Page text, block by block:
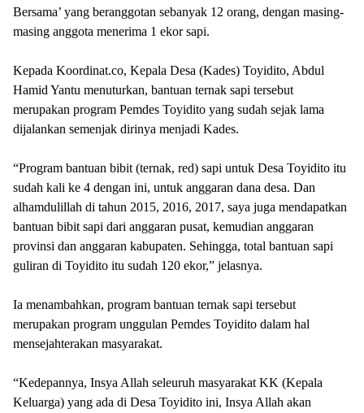
Bersama’ yang beranggotan sebanyak 12 orang, dengan masing-
masing anggota menerima 1 ekor sapi.
Kepada Koordinat.co, Kepala Desa (Kades) Toyidito, Abdul
Hamid Yantu menuturkan, bantuan ternak sapi tersebut
merupakan program Pemdes Toyidito yang sudah sejak lama
dijalankan semenjak dirinya menjadi Kades.
“Program bantuan bibit (ternak, red) sapi untuk Desa Toyidito itu
sudah kali ke 4 dengan ini, untuk anggaran dana desa. Dan
alhamdulillah di tahun 2015, 2016, 2017, saya juga mendapatkan
bantuan bibit sapi dari anggaran pusat, kemudian anggaran
provinsi dan anggaran kabupaten. Sehingga, total bantuan sapi
guliran di Toyidito itu sudah 120 ekor,” jelasnya.
Ia menambahkan, program bantuan ternak sapi tersebut
merupakan program unggulan Pemdes Toyidito dalam hal
mensejahterakan masyarakat.
“Kedepannya, Insya Allah seleuruh masyarakat KK (Kepala
Keluarga) yang ada di Desa Toyidito ini, Insya Allah akan